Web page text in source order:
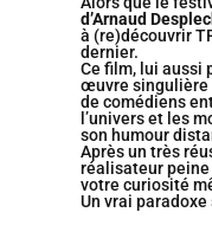
d’Arnaud
à (re)découvrir
dernier.
Ce film, lui aussi
œuvre singulière
de comédiens
l’univers et les
son humour
Après un très
réalisateur peine
votre curiosité
Un vrai